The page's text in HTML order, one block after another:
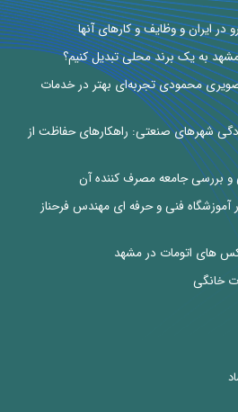
در ایران و وظایف و کارهای آنها
به یک برند محلی تبدیل کنیم؟
محمودی تجربه‌ای بهتر در خدمات
شهرهای صنعتی: راهکارهای حفاظت از
و بررسی جامعه مصرف کننده آن
فنی و حرفه ای مهندس فرحناز
های اتومات در مشهد
خانگی